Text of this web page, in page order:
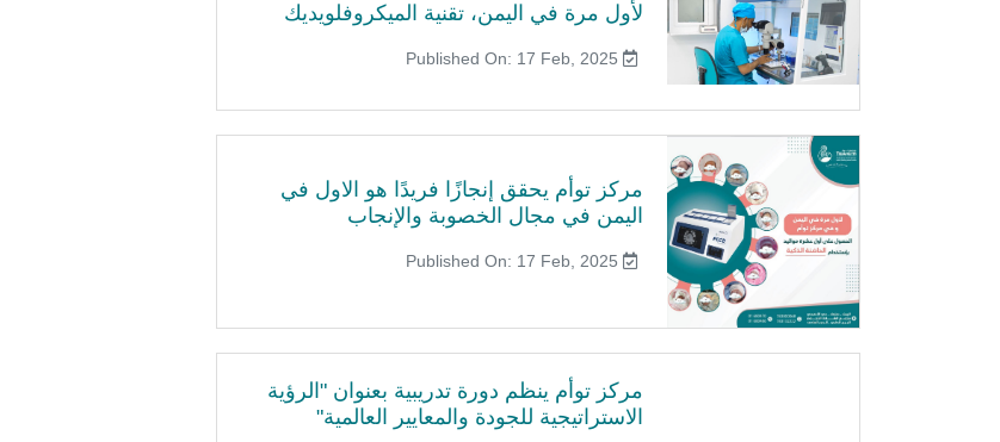
لأول مرة في اليمن، تقنية الميكروفلويديك
مركز توأم يحقق إنجازًا فريدًا هو الاول في
اليمن في مجال الخصوبة والإنجاب
مركز توأم ينظم دورة تدريبية بعنوان "الرؤية
الاستراتيجية للجودة والمعايير العالمية"